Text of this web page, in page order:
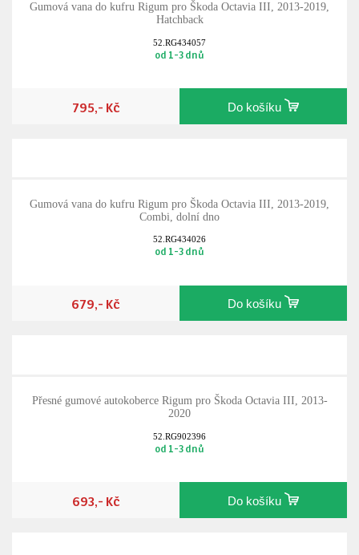
Gumová vana do kufru Rigum pro Škoda Octavia III, 2013-2019,
Hatchback
52.RG434057
od 1-3 dnů
795,- Kč Do košíku
Gumová vana do kufru Rigum pro Škoda Octavia III, 2013-2019,
Combi, dolní dno
52.RG434026
od 1-3 dnů
679,- Kč Do košíku
Přesné gumové autokoberce Rigum pro Škoda Octavia III, 2013-
2020
52.RG902396
od 1-3 dnů
693,- Kč Do košíku